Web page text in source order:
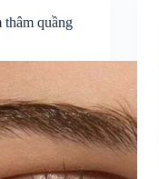
thâm quầng